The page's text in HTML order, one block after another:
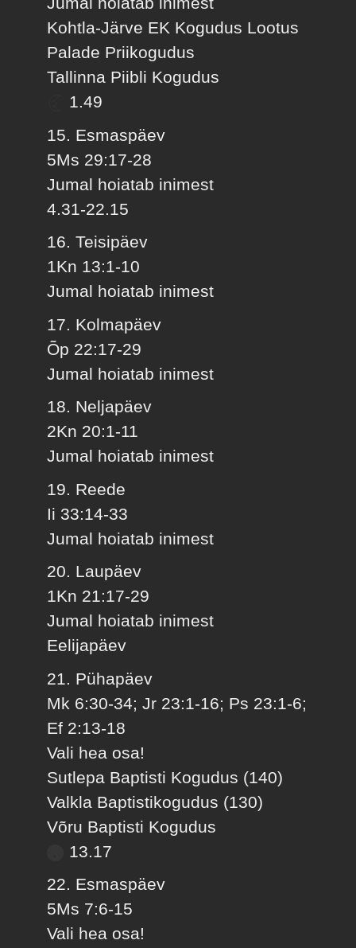
Kohtla-Järve EK Kogudus Lootus
Palade Priikogudus
Tallinna Piibli Kogudus
1.49
15. Esmaspäev
5Ms 29:17-28
Jumal hoiatab inimest
4.31-22.15
16. Teisipäev
1Kn 13:1-10
Jumal hoiatab inimest
17. Kolmapäev
Õp 22:17-29
Jumal hoiatab inimest
18. Neljapäev
2Kn 20:1-11
Jumal hoiatab inimest
19. Reede
Ii 33:14-33
Jumal hoiatab inimest
20. Laupäev
1Kn 21:17-29
Jumal hoiatab inimest
Eelijapäev
21. Pühapäev
Mk 6:30-34; Jr 23:1-16; Ps 23:1-6;
Ef 2:13-18
Vali hea osa!
Sutlepa Baptisti Kogudus (140)
Valkla Baptistikogudus (130)
Võru Baptisti Kogudus
13.17
22. Esmaspäev
5Ms 7:6-15
Vali hea osa!